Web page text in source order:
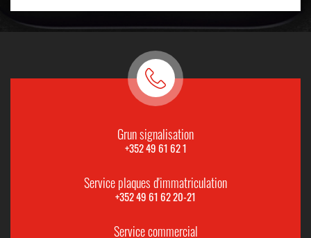
Grun signalisation
+352 49 61 62 1
Service plaques d'immatriculation
+352 49 61 62 20-21
Service commercial